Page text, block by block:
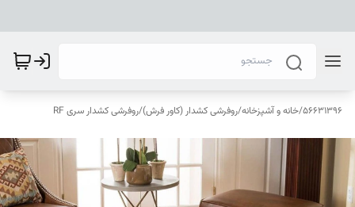
56631396
/خانه و آشپزخانه/روفرشی کشدار (کاور فرش)/روفرشی کشدار سری RF